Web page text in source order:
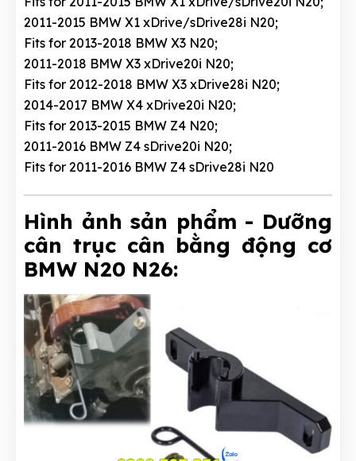
2011-2015 BMW X1 xDrive/sDrive28i N20;
Fits for 2013-2018 BMW X3 N20;
2011-2018 BMW X3 xDrive20i N20;
Fits for 2012-2018 BMW X3 xDrive28i N20;
2014-2017 BMW X4 xDrive20i N20;
Fits for 2013-2015 BMW Z4 N20;
2011-2016 BMW Z4 sDrive20i N20;
Fits for 2011-2016 BMW Z4 sDrive28i N20
Hình ảnh sản phẩm - Dưỡng
cân trục cân bằng động cơ
BMW N20 N26: